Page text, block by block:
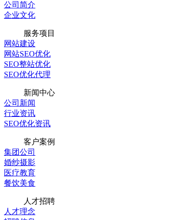
公司简介
企业文化
服务项目
网站建设
网站SEO优化
SEO整站优化
SEO优化代理
新闻中心
公司新闻
行业资讯
SEO优化资讯
客户案例
集团公司
婚纱摄影
医疗教育
餐饮美食
人才招聘
人才理念